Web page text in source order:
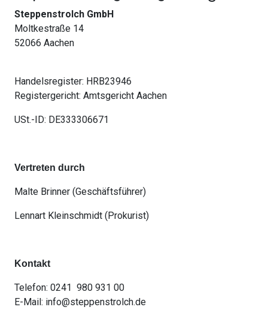
Steppenstrolch GmbH
Moltkestraße 14
52066 Aachen
Handelsregister: HRB23946
Registergericht: Amtsgericht Aachen
USt.-ID: DE333306671
Vertreten durch
Malte Brinner (Geschäftsführer)
Lennart Kleinschmidt (Prokurist)
Kontakt
Telefon: 0241 980 931 00
E-Mail: info@steppenstrolch.de